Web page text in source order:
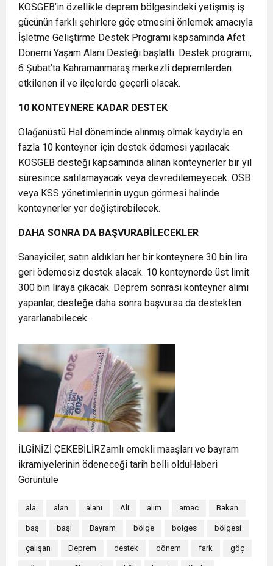
KOSGEB’in özellikle deprem bölgesindeki yetişmiş iş
gücünün farklı şehirlere göç etmesini önlemek amacıyla
İşletme Geliştirme Destek Programı kapsamında Afet
Dönemi Yaşam Alanı Desteği başlattı. Destek programı,
6 Şubat’ta Kahramanmaraş merkezli depremlerden
etkilenen il ve ilçelerde geçerli olacak.
10 KONTEYNERE KADAR DESTEK
Olağanüstü Hal döneminde alınmış olmak kaydıyla en
fazla 10 konteyner için destek ödemesi yapılacak.
KOSGEB desteği kapsamında alınan konteynerler bir yıl
süresince satılamayacak veya devredilemeyecek. OSB
veya KSS yönetimlerinin uygun görmesi halinde
konteynerler yer değiştirebilecek.
DAHA SONRA DA BAŞVURABİLECEKLER
Sanayiciler, satın aldıkları her bir konteynere 30 bin lira
geri ödemesiz destek alacak. 10 konteynerde üst limit
300 bin liraya çıkacak. Deprem sonrası konteyner alımı
yapanlar, desteğe daha sonra başvursa da destekten
yararlanabilecek.
İLGİNİZİ ÇEKEBİLİRZamlı emekli maaşları ve bayram
ikramiyelerinin ödeneceği tarih belli olduHaberi
Görüntüle
ala alan alanı Ali alım amac Bakan
baş başı Bayram bölge bolges bölgesi
çalışan Deprem destek dönem fark göç